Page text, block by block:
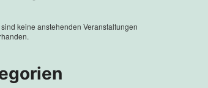
sind keine anstehenden Veranstaltungen